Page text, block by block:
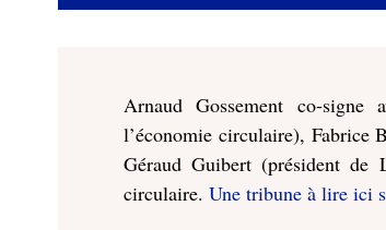
Arnaud Gossement co-
l’économie circulaire), Fabrice
Géraud Guibert (président de
circulaire.Une tribune à lire ici